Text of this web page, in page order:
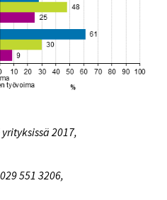
2017,
551 3206,